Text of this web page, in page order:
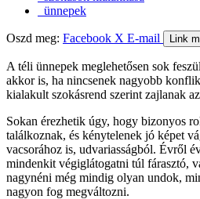
ünnepek
Oszd meg: Facebook X E-mail Link
A téli ünnepek meglehetősen sok
akkor is, ha nincsenek nagyobb
kialakult szokásrend szerint zajlanak
Sokan érezhetik úgy, hogy bizonyos
találkoznak, és kénytelenek jó képet
vacsorához is, udvariasságból. Évről
mindenkit végiglátogatni túl fárasztó,
nagynéni még mindig olyan undok,
nagyon fog megváltozni.